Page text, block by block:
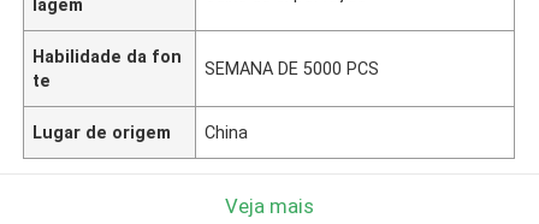
lagem
Habilidade da fon
te
SEMANA DE 5000 PCS
Lugar de origem China
Veja mais